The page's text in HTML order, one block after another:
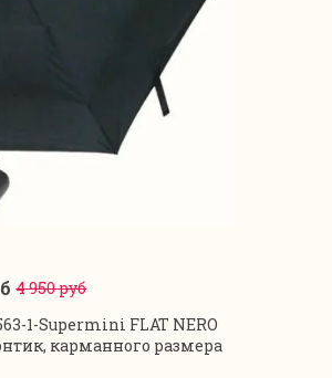
4 950 руб
1-Supermini FLAT NERO
карманного размера